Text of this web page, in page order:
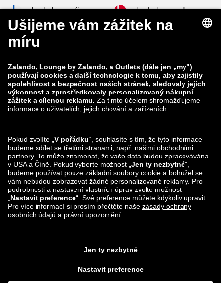
zalando-lounge.fi zalando-lounge.dk
zalando-lounge.co.uk zalando-lounge.pl
zalando-lounge.lt zalando-lounge.sk
zalando-lounge.ro zalando-lounge.hr
zalando-lounge.lu zalando-lounge.ee
zalando-lounge.lv zalando-lounge.no
Sledujte nás také
na
doporučenou maloobchodní cenou